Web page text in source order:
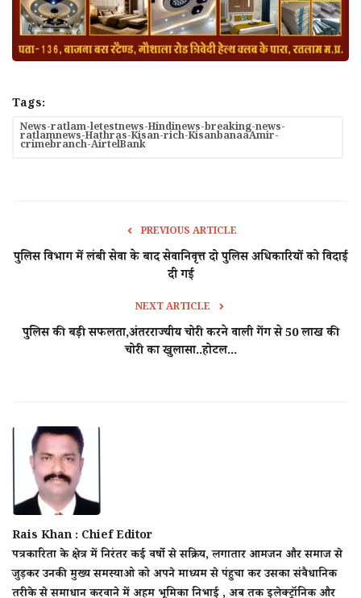
Tags:
News-ratlam-letestnews-Hindinews-breaking-news-
ratlamnews-Hathras-Kisan-rich-KisanbanaaAmir-
crimebranch-AirtelBank
PREVIOUS ARTICLE
पुलिस विभाग में लंबी सेवा के बाद सेवानिवृत्त दो पुलिस अधिकारियों को विदाई
दी गई
NEXT ARTICLE
पुलिस की बड़ी सफलता,अंतरराज्यीय चोरी करने वाली गेंग से 50 लाख की
चोरी का खुलासा..होटल...
Rais Khan : Chief Editor
पत्रकारिता के क्षेत्र में निरंतर कई वर्षो से सक्रिय, लगातार आमजन और समाज से
जुड़कर उनकी मुख्य समस्याओ को अपने माध्यम से पंहुचा कर उसका संवैधानिक